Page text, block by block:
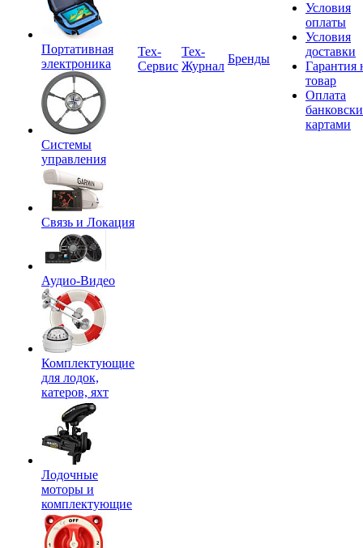
Портативная
электроника
Системы
управления
Связь и Локация
Аудио-Видео
Комплектующие
для лодок,
катеров, яхт
Лодочные
моторы и
комплектующие
Tex-
Сервис
Тех-
Журнал
Бренды
Условия
оплаты
Условия
доставки
Гарантия
товар
Оплата
картами